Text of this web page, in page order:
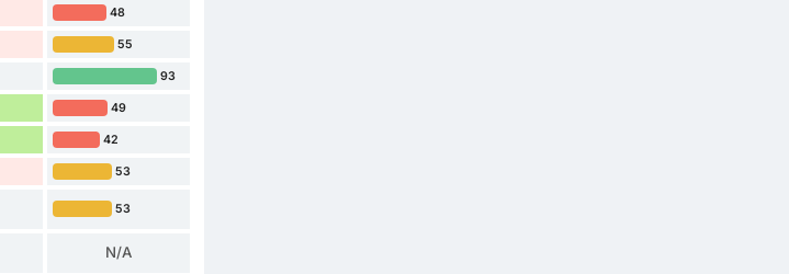
48
55
93
49
42
53
53
N/A